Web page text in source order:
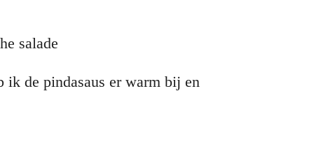
salade
ik de pindasaus er warm bij en